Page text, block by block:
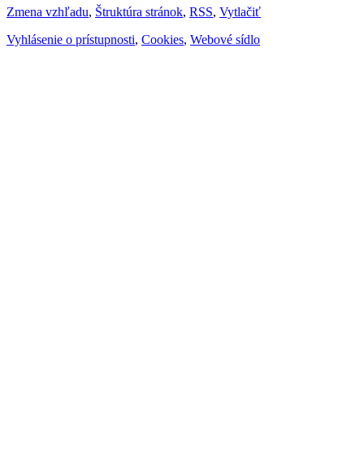
Zmena vzhľadu, Štruktúra stránok, RSS, Vytlačiť
Vyhlásenie o prístupnosti, Cookies, Webové sídlo